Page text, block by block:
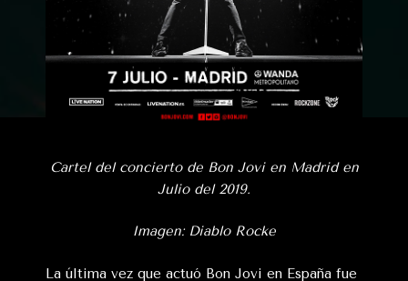
Cartel del concierto de Bon Jovi en Madrid en
Julio del 2019.
Imagen: Diablo Rocke
La última vez que actuó Bon Jovi en España fue